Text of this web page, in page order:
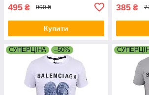
495 ₴ 990 ₴
Купити
385 ₴
СУПЕРЦІНА –50%